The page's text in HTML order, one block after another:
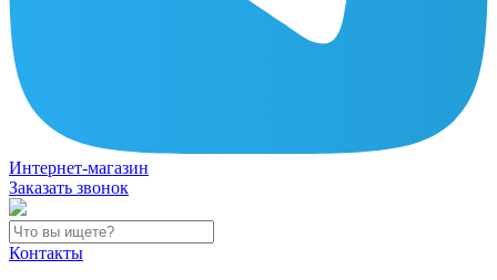
Интернет-магазин
Заказать звонок
Контакты